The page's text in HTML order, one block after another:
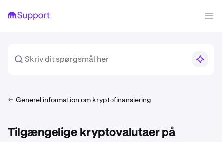
Generel information om kryptofinansiering
Tilgængelige kryptovalutaer på